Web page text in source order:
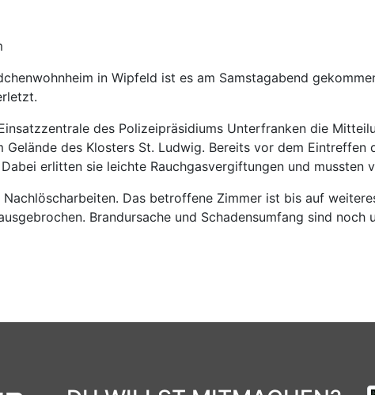
in Wipfeld ist es am Samstagabend
des Polizeipräsidiums Unterfranken die
Gelände des Klosters St. Ludwig. Bereits vor dem
erlitten sie leichte Rauchgasvergiftungen und mussten
Nachlöscharbeiten. Das betroffene Zimmer ist bis auf
Brandursache und Schadensumfang sind noch